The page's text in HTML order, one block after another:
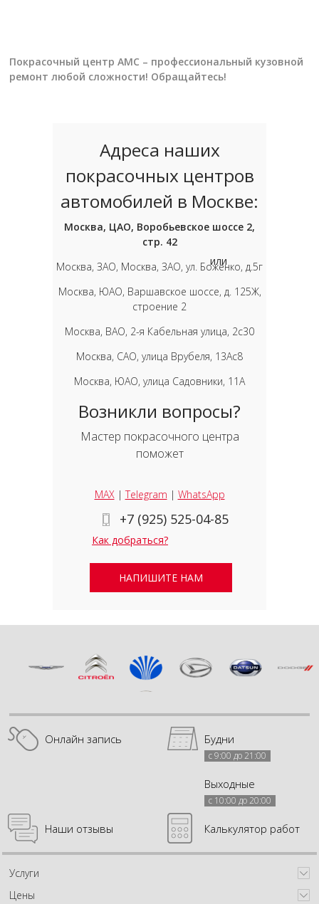
Покрасочный центр АМС – профессиональный кузовной
ремонт любой сложности! Обращайтесь!
Адреса наших
покрасочных центров
автомобилей в Москве:
Москва, ЦАО, Воробьевское шоссе 2,
стр. 42
Москва, ЗАО, Москва, ЗАО, ул. Боженко, д.5г
Москва, ЮАО, Варшавское шоссе, д. 125Ж,
строение 2
Москва, ВАО, 2-я Кабельная улица, 2с30
Москва, САО, улица Врубеля, 13Ас8
Москва, ЮАО, улица Садовники, 11А
Возникли вопросы?
Мастер покрасочного центра
поможет
MAX|Telegram | WhatsApp
+7 (925) 525-04-85
Как добраться?
или
НАПИШИТЕ НАМ
Онлайн запись Будни
с 9:00 до 21:00
Выходные
с 10:00 до 20:00
Наши отзывы Калькулятор работ
Услуги
Цены